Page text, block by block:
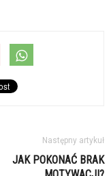
Następny artykuł
JAK POKONAĆ BRAK